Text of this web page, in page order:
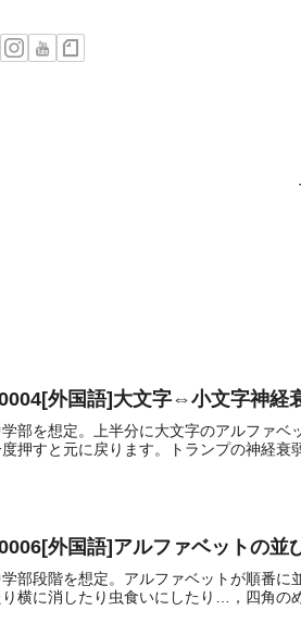
外国語]大文字⇔小文字神経
部を想定。上半分に大文字のアルファベ
押すと元に戻ります。トランプの神経
外国語]アルファベットの並
部段階を想定。アルファベットが順番に
り横に消したり虫食いにしたり…，四角の